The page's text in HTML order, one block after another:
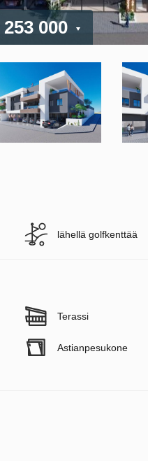
253 000
lähellä golfkenttää
Terassi
Astianpesukone